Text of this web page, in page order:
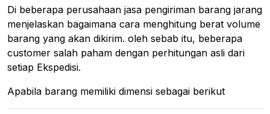
Di beberapa perusahaan jasa pengiriman barang jarang
menjelaskan bagaimana cara menghitung berat volume
barang yang akan dikirim. oleh sebab itu, beberapa
customer salah paham dengan perhitungan asli dari
setiap Ekspedisi.
Apabila barang memiliki dimensi sebagai berikut